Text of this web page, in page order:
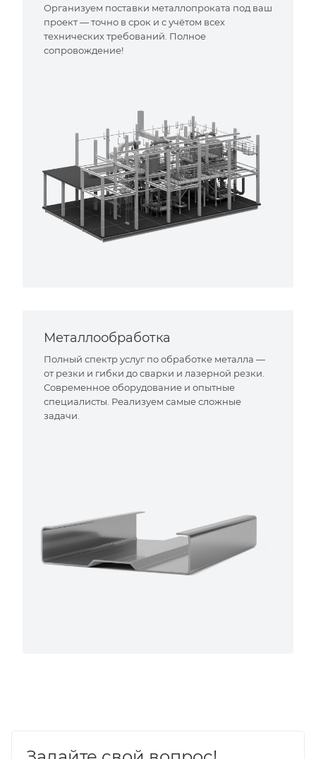
Организуем поставки металлопроката под ваш
проект — точно в срок и с учётом всех
технических требований. Полное
сопровождение!
Металлообработка
Полный спектр услуг по обработке металла —
от резки и гибки до сварки и лазерной резки.
Современное оборудование и опытные
специалисты. Реализуем самые сложные
задачи.